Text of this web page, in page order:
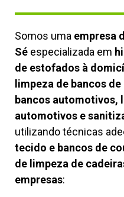
Somos uma empresa
Sé especializada em
de estofados à
limpeza de bancos
bancos automotivos,
automotivos e
utilizando técnicas
tecido e bancos de
de limpeza de
empresas: